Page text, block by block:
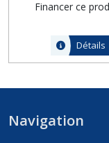
Financer ce
Détails
Navigation